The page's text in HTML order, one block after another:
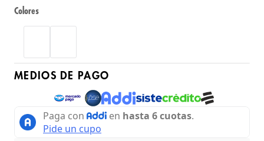
Colores
MEDIOS DE PAGO